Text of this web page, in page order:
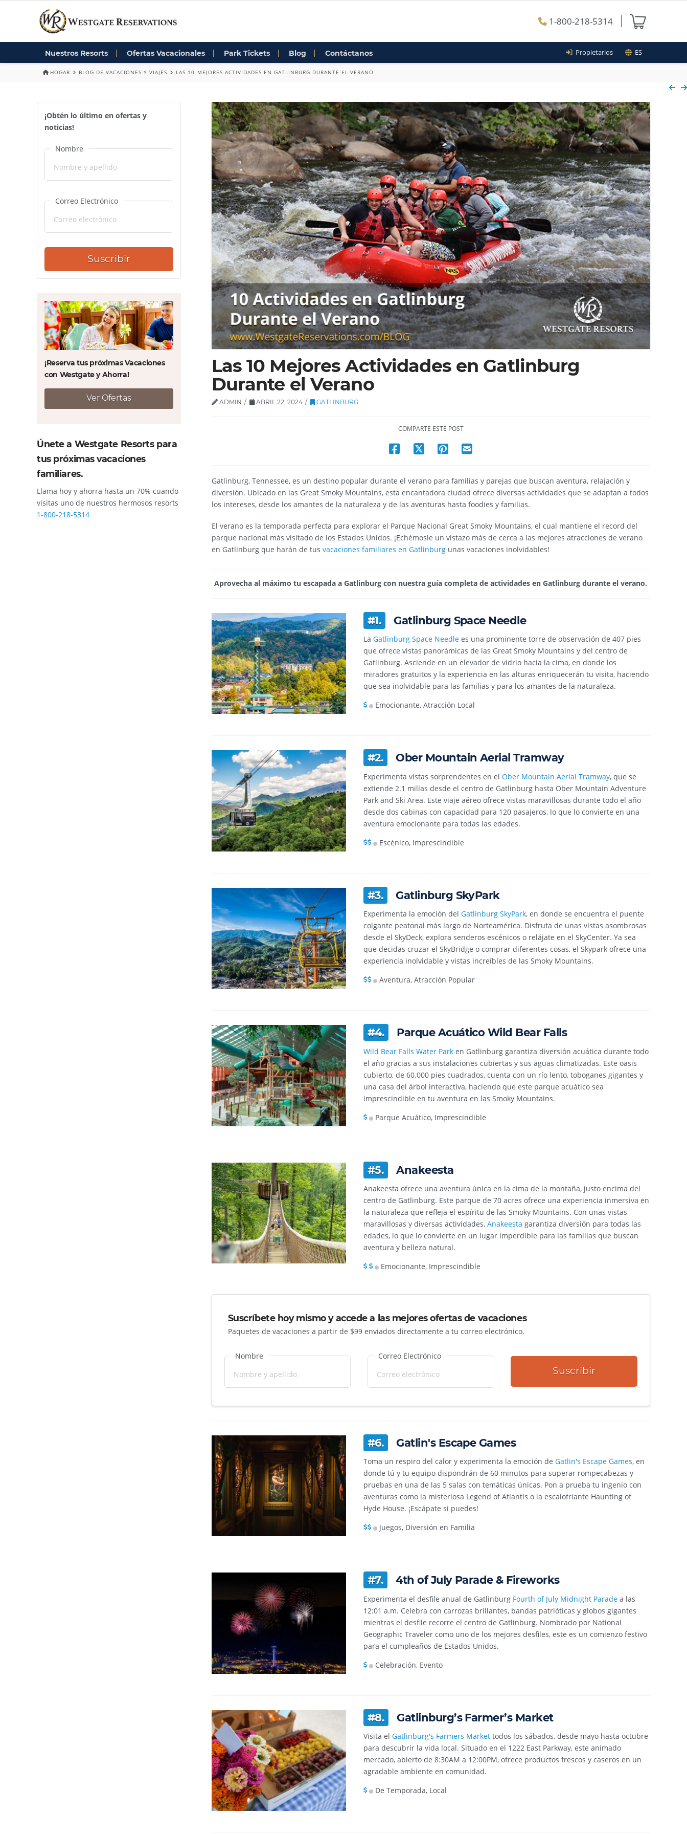
1-800-218-5314
Nuestros Resorts Ofertas Vacacionales Park Tickets Blog Contáctanos Propietarios ES
HOGAR BLOG DE VACACIONES Y VIAJES LAS 10 MEJORES ACTIVIDADES EN GATLINBURG DURANTE EL VERANO
Las 10 Mejores Actividades en Gatlinburg
Durante el Verano
ADMIN ABRIL 22, 2024 GATLINBURG
COMPARTE ESTE POST
Gatlinburg, Tennessee, es un destino popular durante el verano para familias y parejas que buscan aventura, relajación y
diversión. Ubicado en las Great Smoky Mountains, esta encantadora ciudad ofrece diversas actividades que se adaptan a todos
los intereses, desde los amantes de la naturaleza y de las aventuras hasta foodies y familias.
El verano es la temporada perfecta para explorar el Parque Nacional Great Smoky Mountains, el cual mantiene el record del
parque nacional más visitado de los Estados Unidos. ¡Echémosle un vistazo más de cerca a las mejores atracciones de verano
en Gatlinburg que harán de tus vacaciones familiares en Gatlinburgunas vacaciones inolvidables!
Aprovecha al máximo tu escapada a Gatlinburg con nuestra guía completa de actividades en Gatlinburg durante el verano.
#1. Gatlinburg Space Needle
LaGatlinburg Space Needle es una prominente torre de observación de 407 pies
que ofrece vistas panorámicas de las Great Smoky Mountains y del centro de
Gatlinburg. Asciende en un elevador de vidrio hacia la cima, en donde los
miradores gratuitos y la experiencia en las alturas enriquecerán tu visita, haciendo
que sea inolvidable para las familias y para los amantes de la naturaleza.
Emocionante, Atracción Local
#2. Ober Mountain Aerial Tramway
Experimenta vistas sorprendentes en elOber Mountain Aerial Tramway, que se
extiende 2.1 millas desde el centro de Gatlinburg hasta Ober Mountain Adventure
Park and Ski Area. Este viaje aéreo ofrece vistas maravillosas durante todo el año
desde dos cabinas con capacidad para 120 pasajeros, lo que lo convierte en una
aventura emocionante para todas las edades.
Escénico, Imprescindible
#3. Gatlinburg SkyPark
Experimenta la emoción delGatlinburg SkyPark, en donde se encuentra el puente
colgante peatonal más largo de Norteamérica. Disfruta de unas vistas asombrosas
desde el SkyDeck, explora senderos escénicos o relájate en el SkyCenter. Ya sea
que decidas cruzar el SkyBridge o comprar diferentes cosas, el Skypark ofrece una
experiencia inolvidable y vistas increíbles de las Smoky Mountains.
Aventura, Atracción Popular
#4. Parque Acuático Wild Bear Falls
Wild Bear Falls Water Park en Gatlinburg garantiza diversión acuática durante todo
el año gracias a sus instalaciones cubiertas y sus aguas climatizadas. Este oasis
cubierto, de 60.000 pies cuadrados, cuenta con un río lento, toboganes gigantes y
una casa del árbol interactiva, haciendo que este parque acuático sea
imprescindible en tu aventura en las Smoky Mountains.
Parque Acuático, Imprescindible
#5. Anakeesta
Anakeesta ofrece una aventura única en la cima de la montaña, justo encima del
centro de Gatlinburg. Este parque de 70 acres ofrece una experiencia inmersiva en
la naturaleza que refleja el espíritu de las Smoky Mountains. Con unas vistas
maravillosas y diversas actividades,Anakeesta garantiza diversión para todas las
edades, lo que lo convierte en un lugar imperdible para las familias que buscan
aventura y belleza natural.
Emocionante, Imprescindible
Suscríbete hoy mismo y accede a las mejores ofertas de vacaciones
Paquetes de vacaciones a partir de $99 enviados directamente a tu correo electrónico.
Nombre Correo Electrónico
Suscribir
#6. Gatlin's Escape Games
Toma un respiro del calor y experimenta la emoción deGatlin's Escape Games, en
donde tú y tu equipo dispondrán de 60 minutos para superar rompecabezas y
pruebas en una de las 5 salas con temáticas únicas. Pon a prueba tu ingenio con
aventuras como la misteriosa Legend of Atlantis o la escalofriante Haunting of
Hyde House. ¡Escápate si puedes!
Juegos, Diversión en Familia
#7. 4th of July Parade & Fireworks
Experimenta el desfile anual de Gatlinburg Fourth of July Midnight Parade a las
12:01 a.m. Celebra con carrozas brillantes, bandas patrióticas y globos gigantes
mientras el desfile recorre el centro de Gatlinburg. Nombrado por National
Geographic Traveler como uno de los mejores desfiles, este es un comienzo festivo
para el cumpleaños de Estados Unidos.
Celebración, Evento
#8. Gatlinburg’s Farmer’s Market
Visita elGatlinburg's Farmers Market todos los sábados, desde mayo hasta octubre
para descubrir la vida local. Situado en el 1222 East Parkway, este animado
mercado, abierto de 8:30AM a 12:00PM, ofrece productos frescos y caseros en un
agradable ambiente en comunidad.
De Temporada, Local
¡Obtén lo último en ofertas y
noticias!
Nombre
Correo Electrónico
Suscribir
¡Reserva tus próximas Vacaciones
con Westgate y Ahorra!
Ver Ofertas
Únete a Westgate Resorts para
tus próximas vacaciones
familiares.
Llama hoy y ahorra hasta un 70% cuando
visitas uno de nuestros hermosos resorts
1-800-218-5314